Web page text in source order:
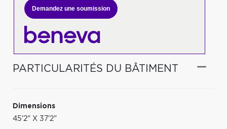
Demandez une soumission
PARTICULARITÉS DU BÂTIMENT
Dimensions
45'2" X 37'2"